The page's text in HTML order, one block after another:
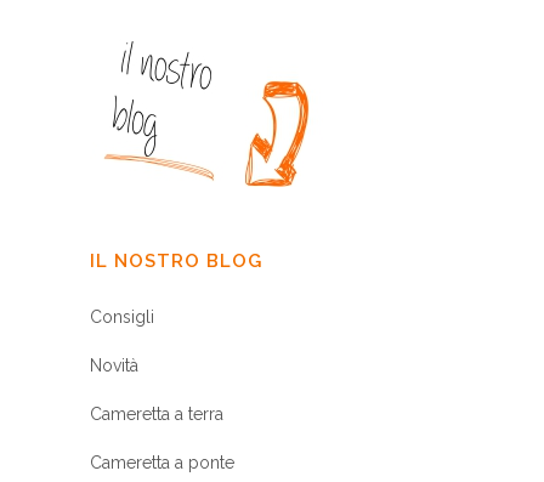
IL NOSTRO BLOG
Consigli
Novità
Cameretta a terra
Cameretta a ponte